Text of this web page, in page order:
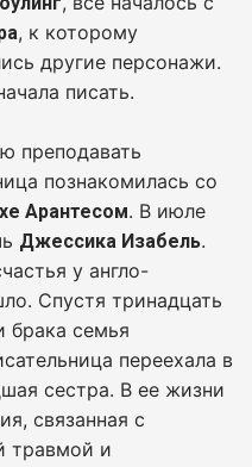
, к которому
другие персонажи.
писать.
преподавать
познакомилась со
Арантесом. В июле
Джессика Изабель.
у англо-
Спустя тринадцать
брака семья
переехала в
сестра. В ее жизни
связанная с
травмой и